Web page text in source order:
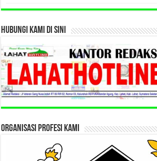
HUBUNGI KAMI DI SINI
ORGANISASI PROFESI KAMI